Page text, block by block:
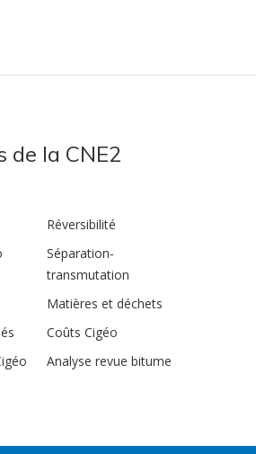
de la CNE2
Réversibilité
Séparation-
transmutation
Matières et déchets
Coûts Cigéo
Analyse revue bitume